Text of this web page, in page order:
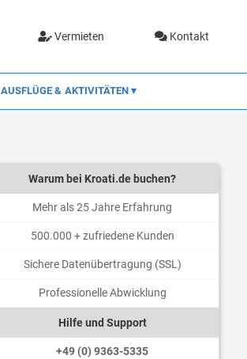
Vermieten Kontakt
AUSFLÜGE & AKTIVITÄTEN
Warum bei Kroati.de buchen?
Mehr als 25 Jahre Erfahrung
500.000 + zufriedene Kunden
Sichere Datenübertragung (SSL)
Professionelle Abwicklung
Hilfe und Support
+49 (0) 9363-5335